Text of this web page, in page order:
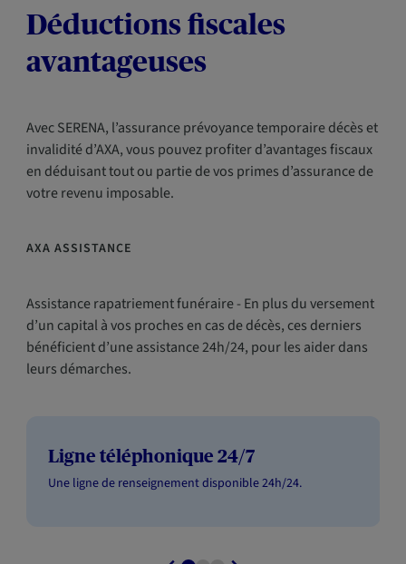
Déductions fiscales
avantageuses
Avec SERENA, l’assurance prévoyance temporaire décès et
invalidité d’AXA, vous pouvez profiter d’avantages fiscaux
en déduisant tout ou partie de vos primes d’assurance de
votre revenu imposable.
AXA ASSISTANCE
Assistance rapatriement funéraire - En plus du versement
d’un capital à vos proches en cas de décès, ces derniers
bénéficient d’une assistance 24h/24, pour les aider dans
leurs démarches.
Ligne téléphonique 24/7
Une ligne de renseignement disponible 24h/24.